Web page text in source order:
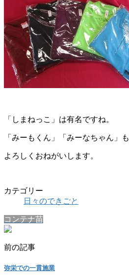
「しまねっこ」は有名ですね。
「みーもくん」「みーなちゃん」も
よろしくおねがいします。
カテゴリー
日々のできごと
コンテナ苗
前の記事
弥栄での一貫施業